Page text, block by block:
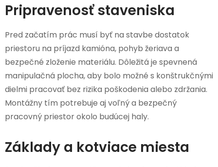
Pripravenosť staveniska
Pred začatím prác musí byť na stavbe dostatok
priestoru na príjazd kamióna, pohyb žeriava a
bezpečné zloženie materiálu. Dôležitá je spevnená
manipulačná plocha, aby bolo možné s konštrukčnými
dielmi pracovať bez rizika poškodenia alebo zdržania.
Montážny tím potrebuje aj voľný a bezpečný
pracovný priestor okolo budúcej haly.
Základy a kotviace miesta